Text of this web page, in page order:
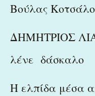
Βούλας
ΔΗΜΗΤΡΙΟΣ
λένε δάσκαλο
Η ελπίδα μέσα